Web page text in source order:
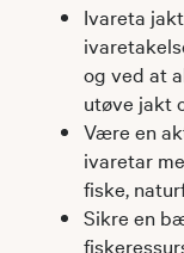
Ivareta
og ved at
utøve jakt
Være en
ivaretar
fiske,
Sikre en